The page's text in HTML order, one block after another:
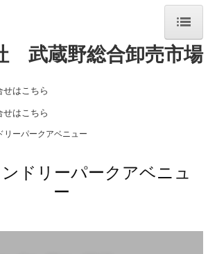
パークアベニュー
インランドリー
リーパークアベニュー
ドリーパークアベニュ
ー